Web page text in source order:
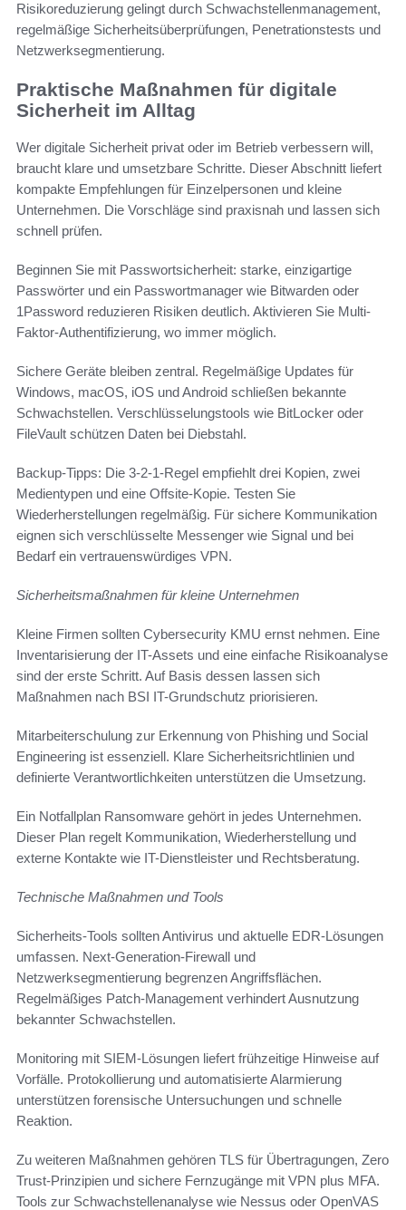
Risikoreduzierung gelingt durch Schwachstellenmanagement,
regelmäßige Sicherheitsüberprüfungen, Penetrationstests und
Netzwerksegmentierung.
Praktische Maßnahmen für digitale
Sicherheit im Alltag
Wer digitale Sicherheit privat oder im Betrieb verbessern will,
braucht klare und umsetzbare Schritte. Dieser Abschnitt liefert
kompakte Empfehlungen für Einzelpersonen und kleine
Unternehmen. Die Vorschläge sind praxisnah und lassen sich
schnell prüfen.
Beginnen Sie mit Passwortsicherheit: starke, einzigartige
Passwörter und ein Passwortmanager wie Bitwarden oder
1Password reduzieren Risiken deutlich. Aktivieren Sie Multi-
Faktor-Authentifizierung, wo immer möglich.
Sichere Geräte bleiben zentral. Regelmäßige Updates für
Windows, macOS, iOS und Android schließen bekannte
Schwachstellen. Verschlüsselungstools wie BitLocker oder
FileVault schützen Daten bei Diebstahl.
Backup-Tipps: Die 3-2-1-Regel empfiehlt drei Kopien, zwei
Medientypen und eine Offsite-Kopie. Testen Sie
Wiederherstellungen regelmäßig. Für sichere Kommunikation
eignen sich verschlüsselte Messenger wie Signal und bei
Bedarf ein vertrauenswürdiges VPN.
Sicherheitsmaßnahmen für kleine Unternehmen
Kleine Firmen sollten Cybersecurity KMU ernst nehmen. Eine
Inventarisierung der IT-Assets und eine einfache Risikoanalyse
sind der erste Schritt. Auf Basis dessen lassen sich
Maßnahmen nach BSI IT-Grundschutz priorisieren.
Mitarbeiterschulung zur Erkennung von Phishing und Social
Engineering ist essenziell. Klare Sicherheitsrichtlinien und
definierte Verantwortlichkeiten unterstützen die Umsetzung.
Ein Notfallplan Ransomware gehört in jedes Unternehmen.
Dieser Plan regelt Kommunikation, Wiederherstellung und
externe Kontakte wie IT-Dienstleister und Rechtsberatung.
Technische Maßnahmen und Tools
Sicherheits-Tools sollten Antivirus und aktuelle EDR-Lösungen
umfassen. Next-Generation-Firewall und
Netzwerksegmentierung begrenzen Angriffsflächen.
Regelmäßiges Patch-Management verhindert Ausnutzung
bekannter Schwachstellen.
Monitoring mit SIEM-Lösungen liefert frühzeitige Hinweise auf
Vorfälle. Protokollierung und automatisierte Alarmierung
unterstützen forensische Untersuchungen und schnelle
Reaktion.
Zu weiteren Maßnahmen gehören TLS für Übertragungen, Zero
Trust-Prinzipien und sichere Fernzugänge mit VPN plus MFA.
Tools zur Schwachstellenanalyse wie Nessus oder OpenVAS